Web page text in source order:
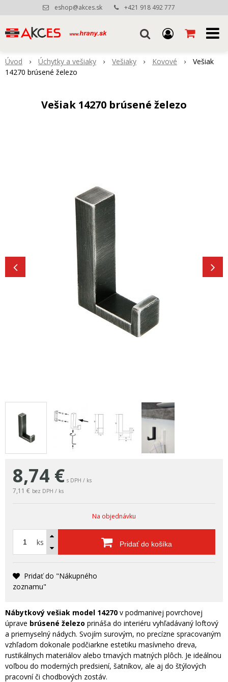
eshop@akces.sk +421 918 492 777
Úvod Úchytky a vešiaky Vešiaky Kovové
Vešiak
14270 brúsené železo
Vešiak 14270 brúsené železo
8,74 € s DPH / ks
7,11 € bez DPH / ks
Na objednávku
ks Pridať do košíka
Pridať do "Nákupného
zoznamu"
Nábytkový vešiak model 14270 v podmanivej povrchovej
úprave brúsené železo prináša do interiéru vyhľadávaný loftový
a priemyselný nádych. Svojím surovým, no precízne spracovaným
vzhľadom dokonale podčiarkne estetiku masívneho dreva,
rustikálnych materiálov alebo tmavých matných plôch. Je ideálnou
voľbou do moderných predsiení, šatníkov, ale aj do štýlových
pracovní či chodbových zostáv.